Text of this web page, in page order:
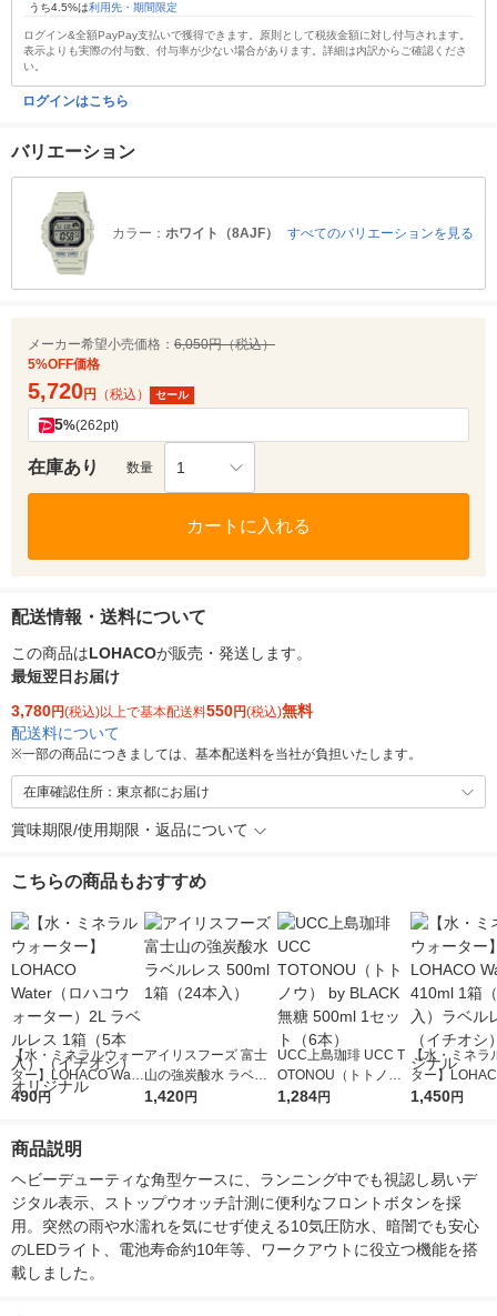
うち4.5%は利用先・期間限定
ログイン&全額PayPay支払いで獲得できます。原則として税抜金額に対し付与されます。
表示よりも実際の付与数、付与率が少ない場合があります。詳細は内訳からご確認くださ
い。
ログインはこちら
バリエーション
カラー： ホワイト（8AJF） すべてのバリエーションを見る
メーカー希望小売価格： 6,050円（税込）
5%OFF価格
5,720円 （税込） セール
5%(262pt)
在庫あり 数量 1
カートに入れる
配送情報・送料について
この商品はLOHACOが販売・発送します。
最短翌日お届け
3,780円(税込)以上で基本配送料550円(税込)無料
配送料について
※一部の商品につきましては、基本配送料を当社が負担いたします。
在庫確認住所：東京都にお届け
賞味期限/使用期限・返品について
こちらの商品もおすすめ
【水・ミネラルウォー
ター】LOHACO Wate
r（ロハコウォータ
シ） オリジナル
490円
アイリスフーズ 富士
山の強炭酸水 ラベル
レス 500ml 1箱（24
1,420円
UCC上島珈琲 UCC T
OTONOU（トトノ
ウ） by BLACK無糖 5
1,284円
【水・ミネラ
ター】
r 410ml 1箱（
1,450円
商品説明
ヘビーデューティな角型ケースに、ランニング中でも視認し易いデ
ジタル表示、ストップウオッチ計測に便利なフロントボタンを採
用。突然の雨や水濡れを気にせず使える10気圧防水、暗闇でも安心
のLEDライト、電池寿命約10年等、ワークアウトに役立つ機能を搭
載しました。